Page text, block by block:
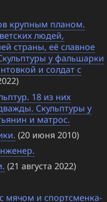
крупным планом.
людей,
страны, её славное
у фальшарки
и солдат с
18 из них
Скульптуры у
и матрос.
(20 июня 2010)
(21 августа 2022)
мячом и спортсменка-